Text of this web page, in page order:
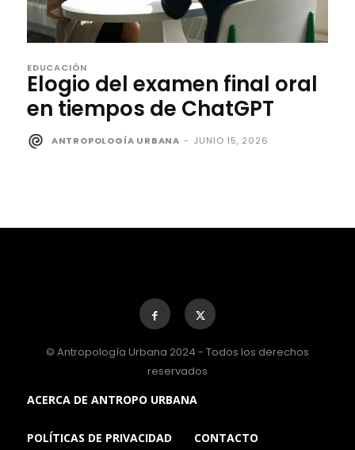
EDUCACIÓN
Elogio del examen final oral
en tiempos de ChatGPT
ANTROPOLOGÍA URBANA - JUNIO 15, 2026
© Antropología Urbana 2024 - Todos los derechos
reservados
ACERCA DE ANTROPO URBANA
POLÍTICAS DE PRIVACIDAD CONTACTO